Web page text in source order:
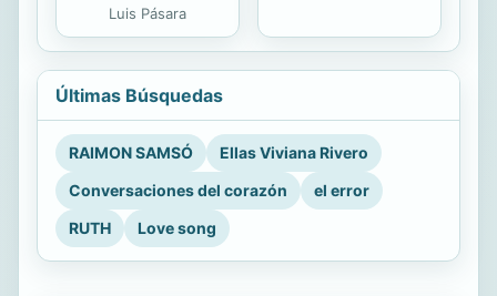
Luis Pásara
Últimas Búsquedas
RAIMON SAMSÓ
Ellas Viviana Rivero
Conversaciones del corazón
el error
RUTH
Love song